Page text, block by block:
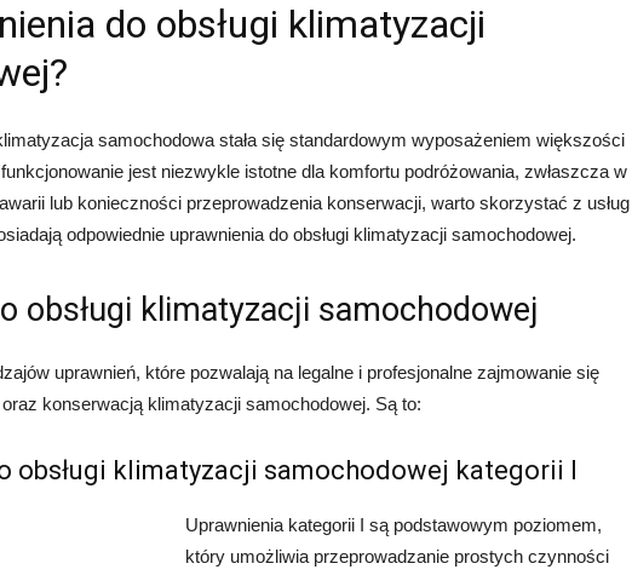
do obsługi klimatyzacji
samochodowa stała się standardowym wyposażeniem większości
jest niezwykle istotne dla komfortu podróżowania, zwłaszcza w
lub konieczności przeprowadzenia konserwacji, warto skorzystać z usług
odpowiednie uprawnienia do obsługi klimatyzacji samochodowej.
obsługi klimatyzacji samochodowej
uprawnień, które pozwalają na legalne i profesjonalne zajmowanie się
konserwacją klimatyzacji samochodowej. Są to:
obsługi klimatyzacji samochodowej kategorii I
Uprawnienia kategorii I są podstawowym poziomem,
który umożliwia przeprowadzanie prostych czynności